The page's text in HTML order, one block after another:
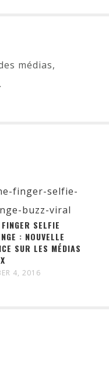
médias,
SELFIE
: NOUVELLE
SUR LES MÉDIAS
4, 2016